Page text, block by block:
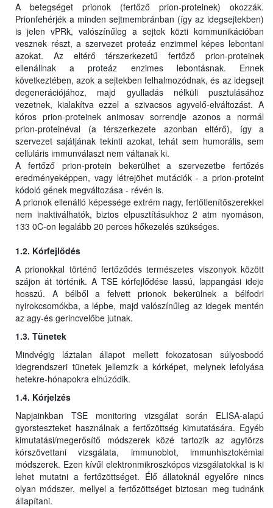
A betegséget prionok (fertőző prion-proteinek) okozzák.
Prionfehérjék a minden sejtmembránban (így az idegsejtekben)
is jelen vPRk, valószínűleg a sejtek közti kommunikációban
vesznek részt, a szervezet proteáz enzimmel képes lebontani
azokat. Az eltérő térszerkezetű fertőző prion-proteinek
ellenállnak a proteáz enzimes lebontásnak. Ennek
következtében, azok a sejtekben felhalmozódnak, és az idegsejt
degenerációjához, majd gyulladás nélküli pusztulásához
vezetnek, kialakítva ezzel a szivacsos agyvelő-elváltozást. A
kóros prion-proteinek animosav sorrendje azonos a normál
prion-proteinéval (a térszerkezete azonban eltérő), így a
szervezet sajátjának tekinti azokat, tehát sem humorális, sem
celluláris immunválaszt nem váltanak ki.
A fertőző prion-protein bekerülhet a szervezetbe fertőzés
eredményeképpen, vagy létrejöhet mutációk - a prion-proteint
kódoló gének megváltozása - révén is.
A prionok ellenálló képessége extrém nagy, fertőtlenítőszerekkel
nem inaktiválhatók, biztos elpusztításukhoz 2 atm nyomáson,
133 0C-on legalább 20 perces hőkezelés szükséges.
1.2. Kórfejlődés
A prionokkal történő fertőződés természetes viszonyok között
szájon át történik. A TSE kórfejlődése lassú, lappangási ideje
hosszú. A bélből a felvett prionok bekerülnek a bélfodri
nyirokcsomókba, a lépbe, majd valószínűleg az idegek mentén
az agy-és gerincvelőbe jutnak.
1.3. Tünetek
Mindvégig láztalan állapot mellett fokozatosan súlyosbodó
idegrendszeri tünetek jellemzik a kórképet, melynek lefolyása
hetekre-hónapokra elhúzódik.
1.4. Kórjelzés
Napjainkban TSE monitoring vizsgálat során ELISA-alapú
gyorsteszteket használnak a fertőzöttség kimutatására. Egyéb
kimutatási/megerősítő módszerek közé tartozik az agytörzs
kórszövettani vizsgálata, immunoblot, immunhisztokémiai
módszerek. Ezen kívűl elektronmikroszkópos vizsgálatokkal is ki
lehet mutatni a fertőzöttséget. Élő állatoknál egyelőre nincs
olyan módszer, mellyel a fertőzöttséget biztosan meg tudnánk
állapítani.